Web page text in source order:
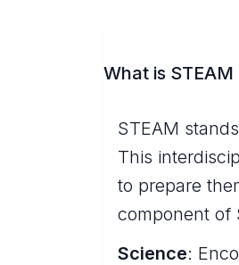
What is
STEAM
This
to prepare
component of
Science: